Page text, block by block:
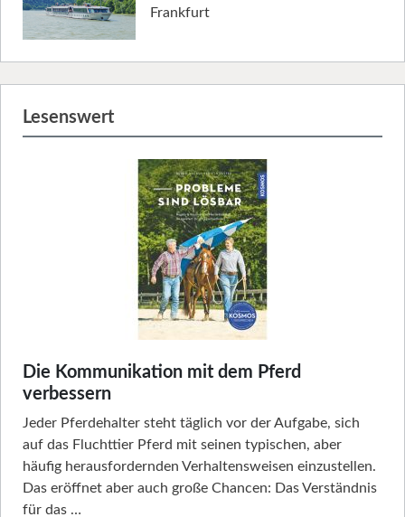
Frankfurt
Lesenswert
Die Kommunikation mit dem Pferd
verbessern
Jeder Pferdehalter steht täglich vor der Aufgabe, sich
auf das Fluchttier Pferd mit seinen typischen, aber
häufig herausfordernden Verhaltensweisen einzustellen.
Das eröffnet aber auch große Chancen: Das Verständnis
für das …